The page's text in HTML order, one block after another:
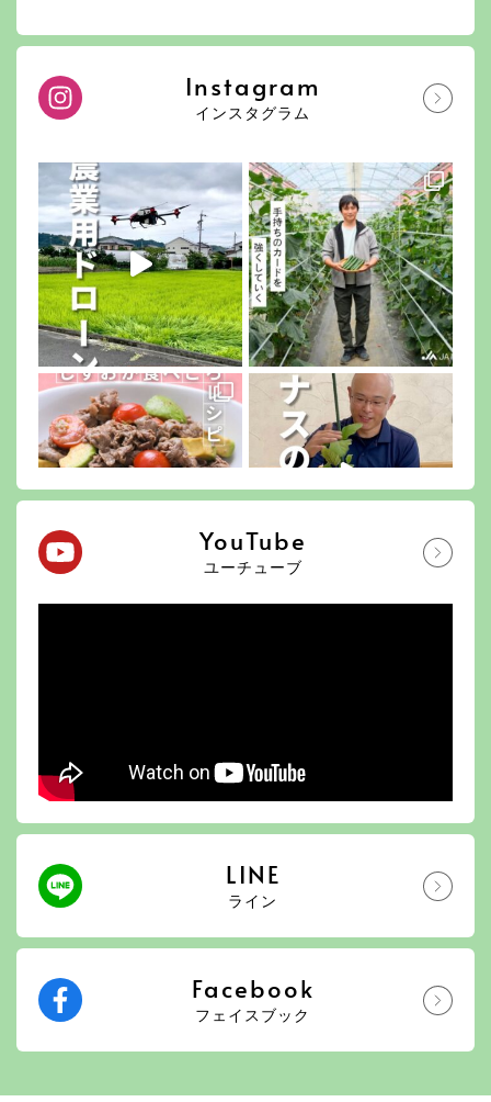
Instagram
インスタグラム
YouTube
ユーチューブ
LINE
ライン
Facebook
フェイスブック